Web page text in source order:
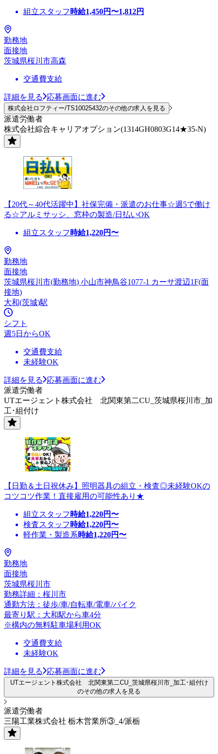
組立スタッフ 時給1,450円〜1,812円
勤務地
面接地
茨城県桜川市高森
交通費支給
詳細を見る 応募画面に進む
株式会社ロフティー/TS10025432のその他の求人を見る
派遣労働者
株式会社綜合キャリアオプション(1314GH0803G14★35-N)
【20代～40代活躍中】社保完備・派遣のお仕事☆週5で働け
る☆アルミサッシ、窓枠の製造/日払いOK
組立スタッフ 時給1,220円〜
勤務地
面接地
茨城県桜川市(勤務地) 小山市神鳥谷1077-1 カーサ渡辺1F(面
接地)
大和(茨城)駅
シフト
週5日からOK
交通費支給
未経験OK
詳細を見る
応募画面に進む
派遣労働者
UTエージェント株式会社 北関東第二CU_茨城県桜川市_加
工･組付け
【日勤＆土日祝休み】照明器具の組立・検査◎未経験OKの
コツコツ作業！直接雇用の可能性あり★
組立スタッフ 時給1,220円〜
検査スタッフ 時給1,220円〜
軽作業・製造系時給1,220円〜
勤務地
面接地
茨城県桜川市
勤務詳細：桜川市
通勤方法：徒歩/車/自転車/電車/バイク
最寄り駅：大和駅から車4分
※構内の無料駐車場利用OK
交通費支給
未経験OK
詳細を見る 応募画面に進む
UTエージェント株式会社 北関東第二CU_茨城県桜川市_加工･組付け
のその他の求人を見る
派遣労働者
三陽工業株式会社 栃木営業所③_4/派栃